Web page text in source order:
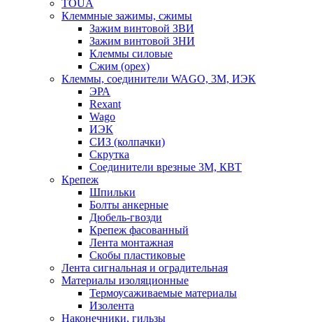
TOUA
Клеммные зажимы, сжимы
Зажим винтовой ЗВИ
Зажим винтовой ЗНИ
Клеммы силовые
Сжим (орех)
Клеммы, соединители WAGO, 3M, ИЭК
ЭРА
Rexant
Wago
ИЭК
СИЗ (колпачки)
Скрутка
Соединители врезные 3M, КВТ
Крепеж
Шпильки
Болты анкерные
Дюбель-гвозди
Крепеж фасованный
Лента монтажная
Скобы пластиковые
Лента сигнальная и оградительная
Материалы изоляционные
Термоусаживаемые матeриалы
Изолента
Наконечники, гильзы